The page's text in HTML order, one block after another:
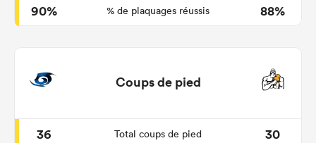
90%
% de plaquages réussis 88%
Coups de pied
36 Total coups de pied
30